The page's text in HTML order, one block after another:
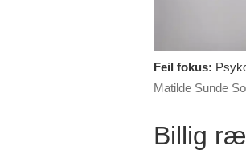
Feil fokus:
Matilde Sunde
Billig